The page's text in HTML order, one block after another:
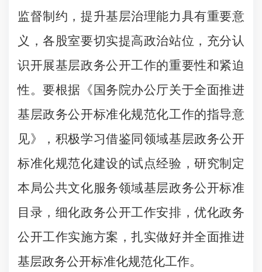
监督制约，提升基层治理能力具有重要意
义，各股室要切实提高政治站位，充分认
识开展基层政务公开工作的重要性和紧迫
性。要根据《国务院办公厅关于全面推进
基层政务公开标准化规范化工作的指导意
见》，积极学习借鉴同领域基层政务公开
标准化规范化建设的试点经验，研究制定
本局公共文化服务领域基层政务公开标准
目录，细化政务公开工作安排，优化政务
公开工作实施方案，扎实做好并全面推进
基层政务公开标准化规范化工作。